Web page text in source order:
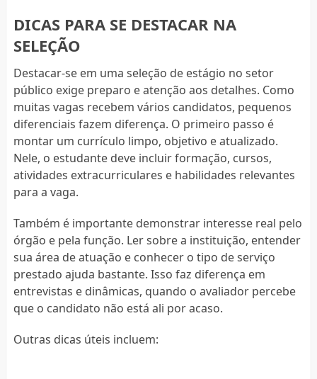
DICAS PARA SE DESTACAR NA
SELEÇÃO
Destacar-se em uma seleção de estágio no setor
público exige preparo e atenção aos detalhes. Como
muitas vagas recebem vários candidatos, pequenos
diferenciais fazem diferença. O primeiro passo é
montar um currículo limpo, objetivo e atualizado.
Nele, o estudante deve incluir formação, cursos,
atividades extracurriculares e habilidades relevantes
para a vaga.
Também é importante demonstrar interesse real pelo
órgão e pela função. Ler sobre a instituição, entender
sua área de atuação e conhecer o tipo de serviço
prestado ajuda bastante. Isso faz diferença em
entrevistas e dinâmicas, quando o avaliador percebe
que o candidato não está ali por acaso.
Outras dicas úteis incluem: